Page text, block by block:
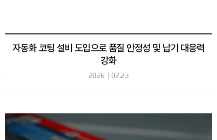
자동화 코팅 설비 도입으로 품질 안정성 및 납기 대응력
강화
2026 02.23